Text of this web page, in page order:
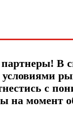
В
с
на момент